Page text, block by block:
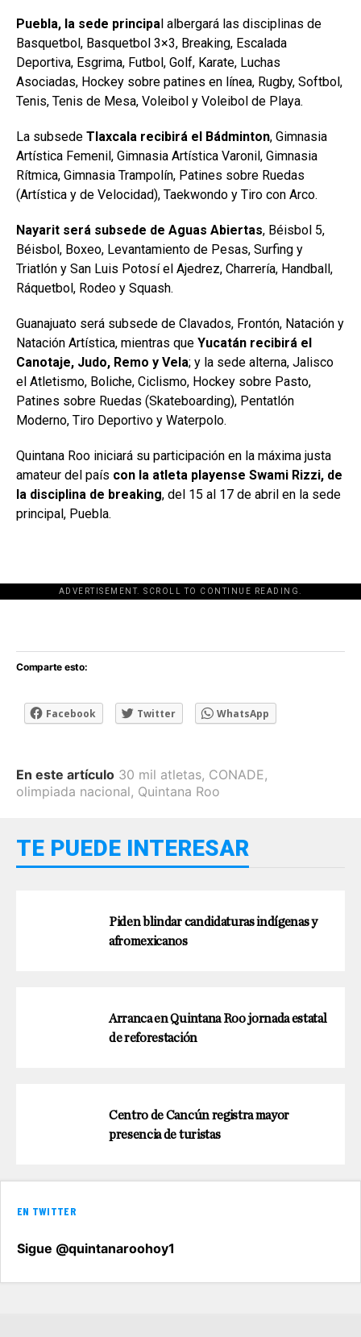
Puebla, la sede principal albergará las disciplinas de
Basquetbol, Basquetbol 3×3, Breaking, Escalada
Deportiva, Esgrima, Futbol, Golf, Karate, Luchas
Asociadas, Hockey sobre patines en línea, Rugby, Softbol,
Tenis, Tenis de Mesa, Voleibol y Voleibol de Playa.
La subsede Tlaxcala recibirá el Bádminton, Gimnasia
Artística Femenil, Gimnasia Artística Varonil, Gimnasia
Rítmica, Gimnasia Trampolín, Patines sobre Ruedas
(Artística y de Velocidad), Taekwondo y Tiro con Arco.
Nayarit será subsede de Aguas Abiertas, Béisbol 5,
Béisbol, Boxeo, Levantamiento de Pesas, Surfing y
Triatlón y San Luis Potosí el Ajedrez, Charrería, Handball,
Ráquetbol, Rodeo y Squash.
Guanajuato será subsede de Clavados, Frontón, Natación y
Natación Artística, mientras que Yucatán recibirá el
Canotaje, Judo, Remo y Vela; y la sede alterna, Jalisco
el Atletismo, Boliche, Ciclismo, Hockey sobre Pasto,
Patines sobre Ruedas (Skateboarding), Pentatlón
Moderno, Tiro Deportivo y Waterpolo.
Quintana Roo iniciará su participación en la máxima justa
amateur del país con la atleta playense Swami Rizzi, de
la disciplina de breaking, del 15 al 17 de abril en la sede
principal, Puebla.
ADVERTISEMENT. SCROLL TO CONTINUE READING.
[adsforwp id="243463"]
Comparte esto:
Facebook Twitter WhatsApp
En este artículo 30 mil atletas, CONADE,
olimpiada nacional, Quintana Roo
TE PUEDE INTERESAR
Piden blindar candidaturas indígenas y
afromexicanos
Arranca en Quintana Roo jornada estatal
de reforestación
Centro de Cancún registra mayor
presencia de turistas
EN TWITTER
Sigue @quintanaroohoy1